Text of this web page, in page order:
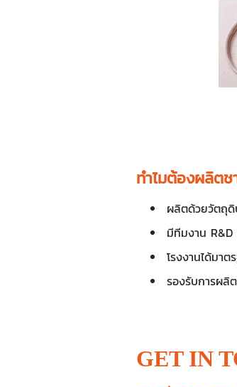
ทำไมต้องผลิตช
ผลิตด้วยวัตถุ
มีทีมงาน
โรงงานได้มาต
รองรับการผลิ
GET IN